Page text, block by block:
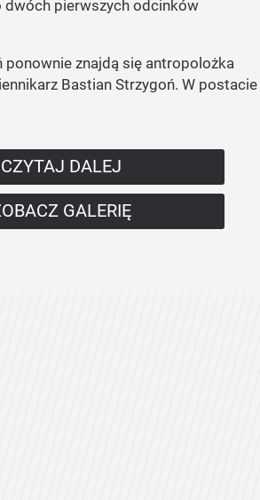
pierwszych odcinków
ponownie znajdą się antropolożka
Bastian Strzygoń. W postacie
CZYTAJ DALEJ
GALERIĘ